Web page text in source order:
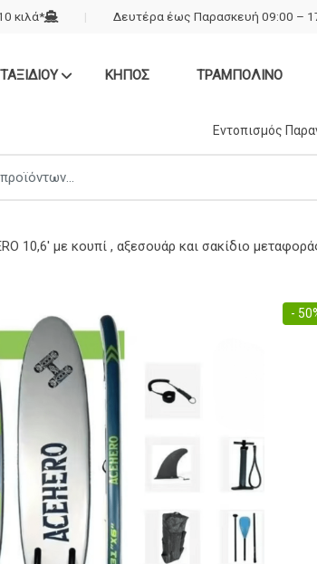
κιλά* Δευτέρα έως Παρασκευή 09:00 –
ΚΗΠΟΣ ΤΡΑΜΠΟΛΙΝΟ
Εντοπισμός
10,6′ με κουπί , αξεσουάρ και σακίδιο
-